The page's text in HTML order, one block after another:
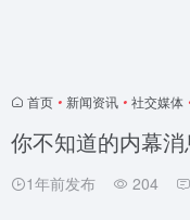
首页 • 新闻资讯 • 社交媒体
你不知道的内幕消
1年前发布 204